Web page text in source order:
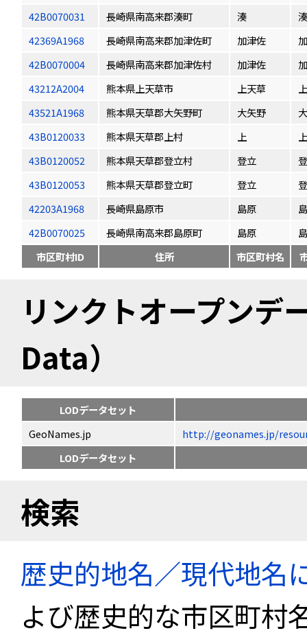
42B0070031
長崎県南高来郡湊町 湊
湊
42369A1968
長崎県南高来郡加津佐町 加津佐
42B0070004
長崎県南高来郡加津佐村 加津佐
43212A2004
熊本県上天草市 上天草
43521A1968
熊本県天草郡大矢野町 大矢野
43B0120033
熊本県天草郡上村 上
上
43B0120052
熊本県天草郡登立村 登立
43B0120053
熊本県天草郡登立町 登立
42203A1968
長崎県島原市 島原
42B0070025
長崎県南高来郡島原町 島原
市区町村ID
住所 市区町村名
リンクトオープン
Data）
LODデータセット
GeoNames.jp
http://geonames.jp/
LODデータセット
検索
歴史的地名／現代地名
よび歴史的な市区町村